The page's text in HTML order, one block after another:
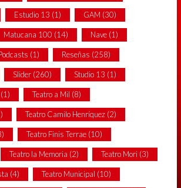
Estudio 13 (1) GAM (30)
Matucana 100 (14) Nave(1)
(1) Reseñas (258)
Slider(260) Studio 13 (1)
Teatro a Mil (8)
Teatro Camilo Henríquez(2)
Teatro Finis Terrae(10)
Teatro la Memoria (2) Teatro Mori (3)
(4) Teatro Municipal (10)